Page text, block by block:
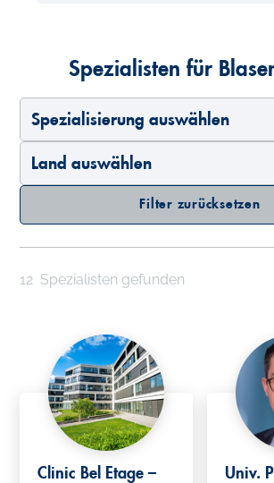
Spezialisten für
Spezialisierung auswählen
Land auswählen
Filter zurücksetzen
12 Spezialisten gefunden
Clinic Bel Etage –
Univ.